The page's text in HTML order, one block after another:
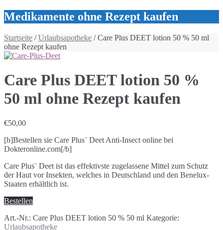
Medikamente ohne Rezept kaufen
Startseite /Urlaubsapotheke / Care Plus DEET lotion 50 % 50 ml
ohne Rezept kaufen
Care Plus DEET lotion 50 %
50 ml ohne Rezept kaufen
€50,00
[b]Bestellen sie Care Plus¨ Deet Anti-Insect online bei
Dokteronline.com[/b]
Care Plus¨ Deet ist das effektivste zugelassene Mittel zum Schutz
der Haut vor Insekten, welches in Deutschland und den Benelux-
Staaten erhältlich ist.
Bestellen
Art.-Nr.: Care Plus DEET lotion 50 % 50 ml Kategorie:
Urlaubsapotheke